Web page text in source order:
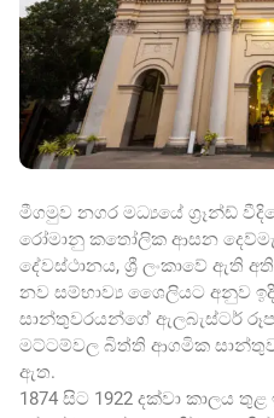
මීගමුව නගර මධ්‍යයේ ග්‍රෑන්ඩ්
රෝමානු කතෝලික ආසන
දේවස්ථානය, ශ්‍රී ලංකාවේ ඇති
නව සම්භාව්‍ය ශෛලියට අනුව
සාන්තුවරයන්ගේ ඇලබැස්ටර්
මට්ටම්වල බිත්ති ආගමික
ඇත.
1874 සිට 1922 දක්වා කාලය